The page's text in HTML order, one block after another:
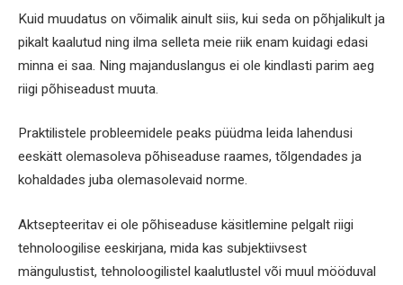
Kuid muudatus on võimalik ainult siis, kui seda on põhjalikult ja
pikalt kaalutud ning ilma selleta meie riik enam kuidagi edasi
minna ei saa. Ning majanduslangus ei ole kindlasti parim aeg
riigi põhiseadust muuta.
Praktilistele probleemidele peaks püüdma leida lahendusi
eeskätt olemasoleva põhiseaduse raames, tõlgendades ja
kohaldades juba olemasolevaid norme.
Aktsepteeritav ei ole põhiseaduse käsitlemine pelgalt riigi
tehnoloogilise eeskirjana, mida kas subjektiivsest
mängulustist, tehnoloogilistel kaalutlustel või muul mööduval